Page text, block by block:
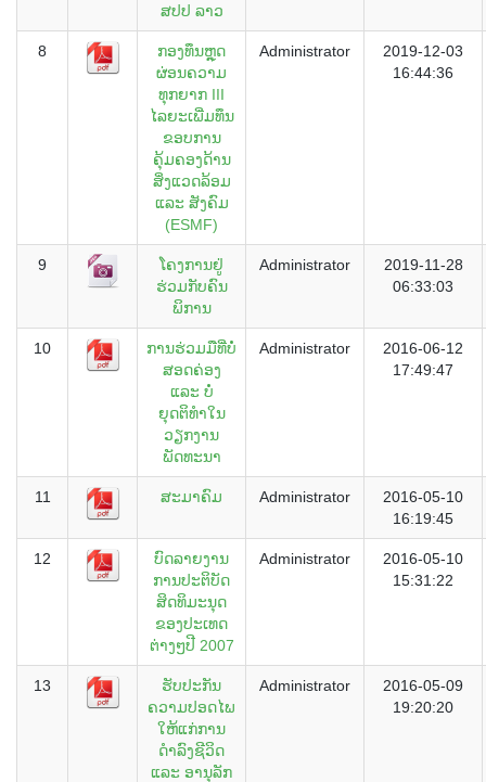
ສປປ ລາວ
8
ກອງທຶນຫຼຸດ
ຜ່ອນຄວາມ
ທຸກຍາກ III
ໄລຍະເພີ່ມທຶນ
ຂອບການ
ຄຸ້ມຄອງດ້ານ
ສິ່ງແວດລ້ອມ
ແລະ ສັງຄົມ
(ESMF)
Administrator
2019-12-03
16:44:36
9
ໂຄງການຢູ່
ຮ່ວມກັບຄົນ
ພິການ
Administrator
2019-11-28
06:33:03
10
ການຮ່ວມມືທີ່ບໍ່
ສອດຄ່ອງ
ແລະ ບໍ່
ຍຸດຕິທຳໃນ
ວຽກງານ
ພັດທະນາ
Administrator
2016-06-12
17:49:47
11 ສະມາຄົມ Administrator
2016-05-10
16:19:45
12
ບົດລາຍງານ
ການປະຕິບັດ
ສິດທິມະນຸດ
ຂອງປະເທດ
ຕ່າງໆປີ 2007
Administrator
2016-05-10
15:31:22
13
ຮັບປະກັນ
ຄວາມປອດໄພ
ໃຫ້ແກ່ການ
ດຳລົງຊີວິດ
ແລະ ອານຸລັກ
Administrator
2016-05-09
19:20:20